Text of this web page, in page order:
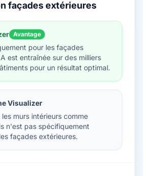
façades extérieures
Avantage
pour les façades
est entraînée sur des milliers
pour un résultat optimal.
Visualizer
les murs intérieurs comme
n'est pas spécifiquement
façades extérieures.